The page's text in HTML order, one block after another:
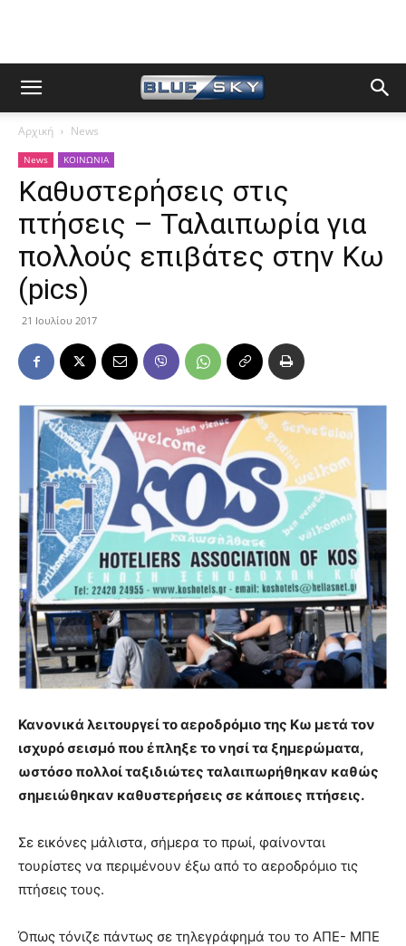
Αρχική News
News ΚΟΙΝΩΝΙΑ
Καθυστερήσεις στις
πτήσεις – Ταλαιπωρία για
πολλούς επιβάτες στην Κω
(pics)
21 Ιουλίου 2017
Κανονικά λειτουργεί το αεροδρόμιο της Κω μετά τον
ισχυρό σεισμό που έπληξε το νησί τα ξημερώματα,
ωστόσο πολλοί ταξιδιώτες ταλαιπωρήθηκαν καθώς
σημειώθηκαν καθυστερήσεις σε κάποιες πτήσεις.
Σε εικόνες μάλιστα, σήμερα το πρωί, φαίνονται
τουρίστες να περιμένουν έξω από το αεροδρόμιο τις
πτήσεις τους.
Όπως τόνιζε πάντως σε τηλεγράφημά του το ΑΠΕ- ΜΠΕ